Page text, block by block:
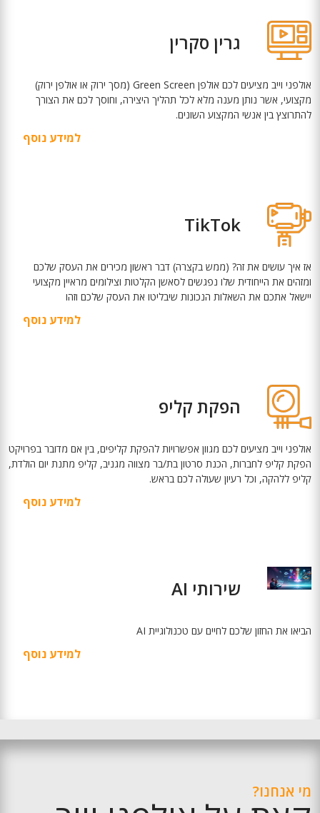
גרין סקרין
אולפני וייב מציעים לכם אולפן Green Screen (מסך ירוק או אולפן ירוק)
מקצועי, אשר נותן מענה מלא לכל תהליך היצירה, וחוסך לכם את הצורך
להתרוצץ בין אנשי המקצוע השונים.
למידע נוסף
TikTok
אז איך עושים את זה? (ממש בקצרה) דבר ראשון מכירים את העסק שלכם
ומזהים את הייחודית שלו נפגשים לסאשן הקלטות וצילומים מראיין מקצועי
יישאל אתכם את השאלות הנכונות שיבליטו את העסק שלכם וזהו
למידע נוסף
הפקת קליפ
אולפני וייב מציעים לכם מגוון אפשרויות להפקת קליפים, בין אם מדובר בפרויקט
הפקת קליפ לחברות, הכנת סרטון בת/בר מצווה מגניב, קליפ מתנת יום הולדת,
קליפ ללהקה,‎ וכל רעיון שעולה לכם בראש.
למידע נוסף
שירותי AI
הביאו את החזון שלכם לחיים עם טכנולוגיית AI
למידע נוסף
מי אנחנו?